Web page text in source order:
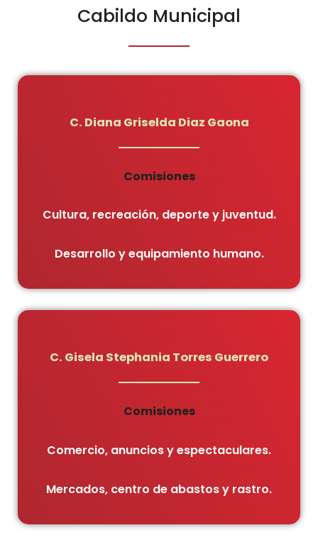
Cabildo Municipal
C. Diana Griselda Diaz Gaona
Comisiones
Cultura, recreación, deporte y juventud.
Desarrollo y equipamiento humano.
C. Gisela Stephania Torres Guerrero
Comisiones
Comercio, anuncios y espectaculares.
Mercados, centro de abastos y rastro.